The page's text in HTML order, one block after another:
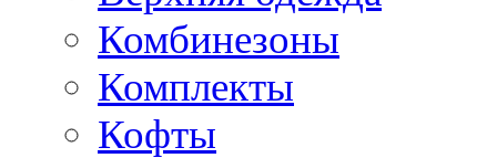
Комбинезоны
Комплекты
Кофты